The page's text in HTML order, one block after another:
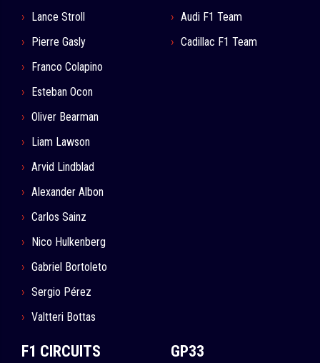
Lance Stroll
Pierre Gasly
Franco Colapino
Esteban Ocon
Oliver Bearman
Liam Lawson
Arvid Lindblad
Alexander Albon
Carlos Sainz
Nico Hulkenberg
Gabriel Bortoleto
Sergio Pérez
Valtteri Bottas
Audi F1 Team
Cadillac F1 Team
F1 CIRCUITS GP33